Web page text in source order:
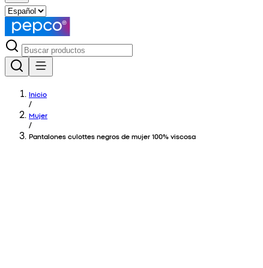
Inicio
/
Mujer
/
Pantalones culottes negros de mujer 100% viscosa